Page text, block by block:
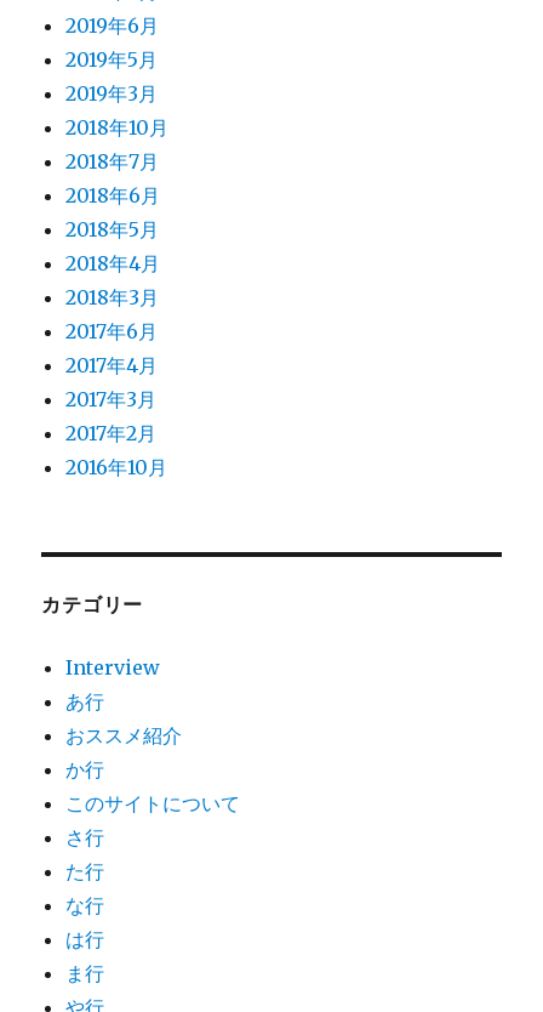
2019年6月
2019年5月
2019年3月
2018年10月
2018年7月
2018年6月
2018年5月
2018年4月
2018年3月
2017年6月
2017年4月
2017年3月
2017年2月
2016年10月
カテゴリー
Interview
あ行
おススメ紹介
か行
このサイトについて
さ行
た行
な行
は行
ま行
や行